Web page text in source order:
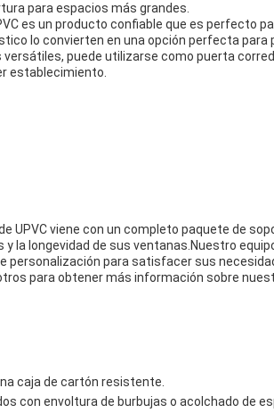
para espacios más grandes.
es un producto confiable que es perfecto
lo convierten en una opción perfecta para
puede utilizarse como puerta
establecimiento.
UPVC viene con un completo paquete de
la longevidad de sus ventanas.Nuestro
personalización para satisfacer sus
para obtener más información sobre
caja de cartón resistente.
con envoltura de burbujas o acolchado de